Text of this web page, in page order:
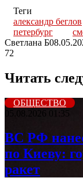
Теги
александр беглов
петербург
Светлана Б
72
Читать
ОБЩЕСТВО
05.08.2026 01:35
ВС РФ
по Киеву:
ракет